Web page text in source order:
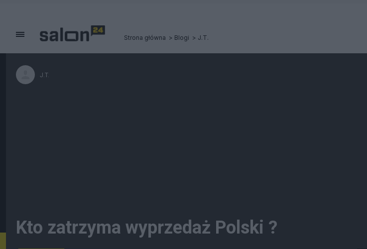
Strona główna Blogi J.T.
J.T.
Kto zatrzyma wyprzedaż Polski ?